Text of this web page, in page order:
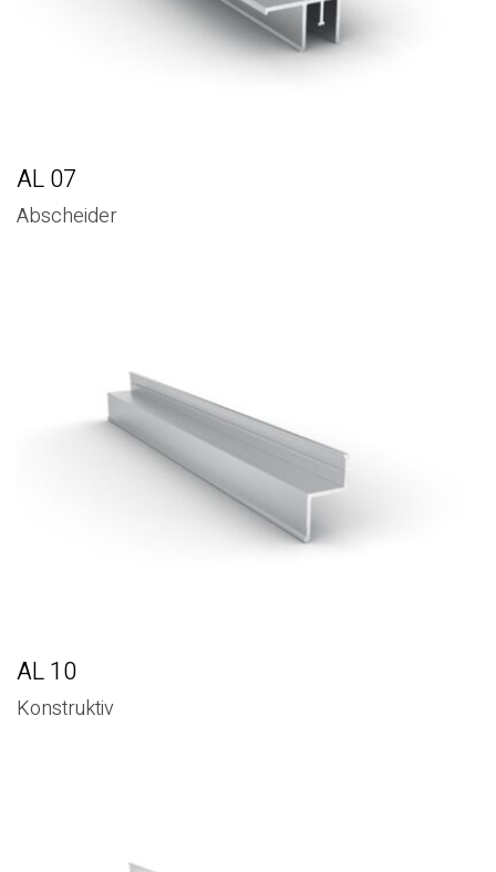
AL 07
Abscheider
AL 10
Konstruktiv